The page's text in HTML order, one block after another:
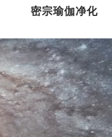
密宗瑜伽净化